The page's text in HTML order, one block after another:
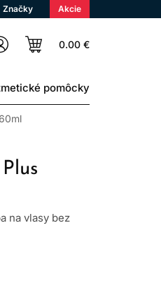
Značky Akcie
0.00 €
pomôcky
na vlasy bez